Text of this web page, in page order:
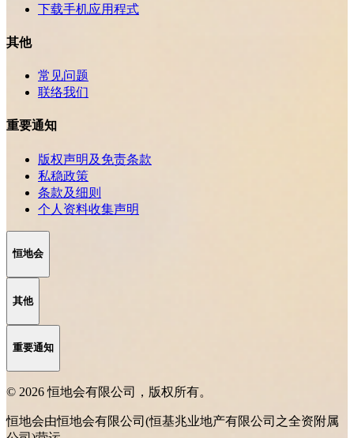
下载手机应用程式
其他
常见问题
联络我们
重要通知
版权声明及免责条款
私稳政策
条款及细则
个人资料收集声明
恒地会
其他
重要通知
© 2026 恒地会有限公司，版权所有。
恒地会由恒地会有限公司(恒基兆业地产有限公司之全资附属